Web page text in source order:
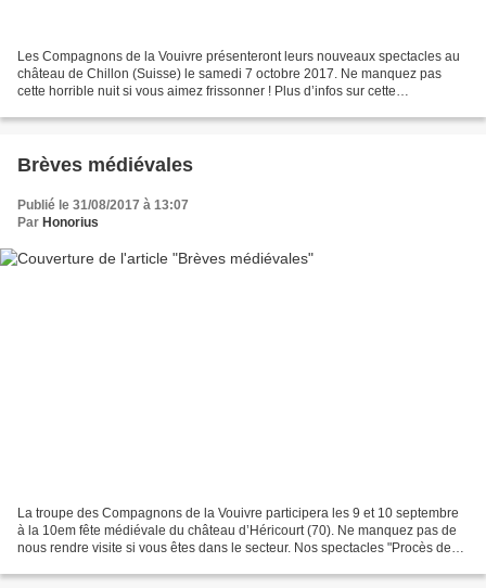
Les Compagnons de la Vouivre présenteront leurs nouveaux spectacles au
château de Chillon (Suisse) le samedi 7 octobre 2017. Ne manquez pas
cette horrible nuit si vous aimez frissonner ! Plus d’infos sur cette
Brèves médiévales
Publié le 31/08/2017 à 13:07
Par Honorius
La troupe des Compagnons de la Vouivre participera les 9 et 10 septembre
à la 10em fête médiévale du château d’Héricourt (70). Ne manquez pas de
nous rendre visite si vous êtes dans le secteur. Nos spectacles "Procès de